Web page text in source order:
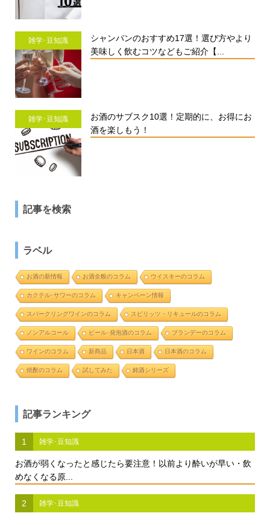
雑学･豆知識
シャンパンのおすすめ17選！選び方やより
美味しく飲むコツなどもご紹介【...
雑学･豆知識
お酒のサブスク10選！定期的に、お得にお
酒を楽しもう！
記事を検索
ラベル
お酒の新情報 お酒全般のコラム ウイスキーのコラム
カクテル･サワーのコラム キャンペーン情報
スパークリングワインのコラム スピリッツ・リキュールのコラム
ノンアルコール ビール･発泡酒のコラム ブランデーのコラム
ワインのコラム 新商品 日本酒 日本酒のコラム
焼酎のコラム 試してみた 銘酒シリーズ
記事ランキング
1 雑学･豆知識
お酒が弱くなったと感じたら要注意！以前より酔いが早い・飲
めなくなる原...
2 雑学･豆知識